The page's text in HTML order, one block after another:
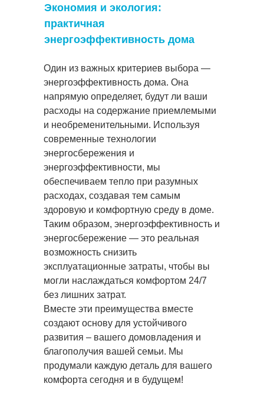
Один из важных критериев выбора —
энергоэффективность дома. Она
напрямую определяет, будут ли ваши
расходы на содержание приемлемыми
и необременительными. Используя
современные технологии
энергосбережения и
энергоэффективности, мы
обеспечиваем тепло при разумных
расходах, создавая тем самым
здоровую и комфортную среду в доме.
Таким образом, энергоэффективность и
энергосбережение — это реальная
возможность снизить
эксплуатационные затраты, чтобы вы
могли наслаждаться комфортом 24/7
без лишних затрат.
Вместе эти преимущества вместе
создают основу для устойчивого
развития – вашего домовладения и
благополучия вашей семьи. Мы
продумали каждую деталь для вашего
комфорта сегодня и в будущем!
Экономия и экология:
практичная
энергоэффективность дома